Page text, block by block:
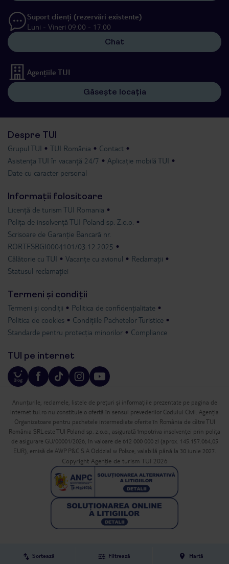
Sortează Filtrează Hartă
Suport clienți (rezervări existente)
Luni - Vineri 09:00 - 17:00
Chat
Agențiile TUI
Găsește locația
Despre TUI
Grupul TUI TUI România
Contact
Asistența TUI în vacanță 24/7
Aplicație mobilă TUI
Date cu caracter personal
Informații folositoare
Licență de turism TUI Romania
Polița de insolvență TUI Poland sp. Z.o.o.
Scrisoare de Garanție Bancară nr.
RORTFSBGI0004101/03.12.2025
Călătorie cu TUI
Vacanțe cu avionul
Reclamații
Statusul reclamației
Termeni și condiții
Termeni și condiții
Politica de confidențialitate
Politica de cookies
Condițiile Pachetelor Turistice
Standarde pentru protecția minorilor
Compliance
TUI pe internet
Anunțurile, reclamele, listele de prețuri și informațiile prezentate pe pagina de
internet tui.ro nu constituie o ofertă în sensul prevederilor Codului Civil. Agenția
Organizatoare pentru pachetele intermediate oferite în România de către TUI
România SRL este TUI Poland sp. z.o.o., asigurată împotriva insolvenței prin polița
de asigurare GU/00001/2026, în valoare de 612 000 000 zl (aprox. 145.157.064,05
EUR), emisă de AWP P&C S.A Oddzial w Polsce, valabilă până la 30 iunie 2027.
Copyright Agenție de turism TUI 2026